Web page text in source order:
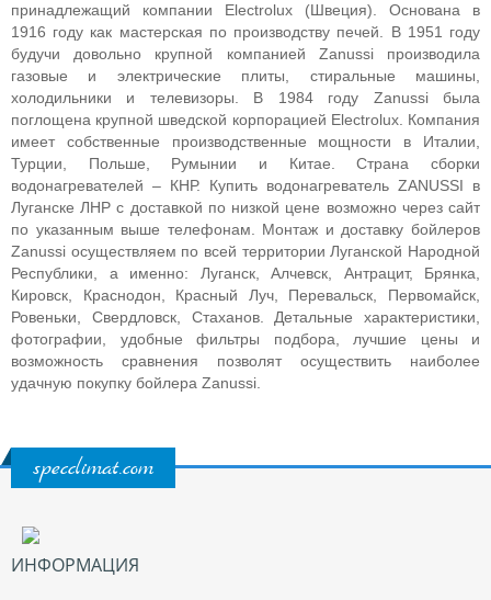
принадлежащий компании Electrolux (Швеция). Основана в
1916 году как мастерская по производству печей. В 1951 году
будучи довольно крупной компанией Zanussi производила
газовые и электрические плиты, стиральные машины,
холодильники и телевизоры. В 1984 году Zanussi была
поглощена крупной шведской корпорацией Electrolux. Компания
имеет собственные производственные мощности в Италии,
Турции, Польше, Румынии и Китае. Страна сборки
водонагревателей – КНР. Купить водонагреватель ZANUSSI в
Луганске ЛНР с доставкой по низкой цене возможно через сайт
по указанным выше телефонам. Монтаж и доставку бойлеров
Zanussi осуществляем по всей территории Луганской Народной
Республики, а именно: Луганск, Алчевск, Антрацит, Брянка,
Кировск, Краснодон, Красный Луч, Перевальск, Первомайск,
Ровеньки, Свердловск, Стаханов. Детальные характеристики,
фотографии, удобные фильтры подбора, лучшие цены и
возможность сравнения позволят осуществить наиболее
удачную покупку бойлера Zanussi.
specclimat.com
ИНФОРМАЦИЯ